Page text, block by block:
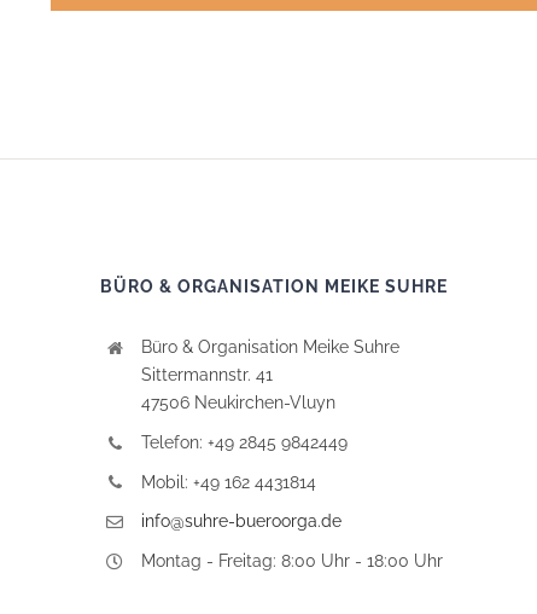
BÜRO & ORGANISATION MEIKE SUHRE
Büro & Organisation Meike Suhre
Sittermannstr. 41
47506 Neukirchen-Vluyn
Telefon: +49 2845 9842449
Mobil: +49 162 4431814
info@suhre-bueroorga.de
Montag - Freitag: 8:00 Uhr - 18:00 Uhr